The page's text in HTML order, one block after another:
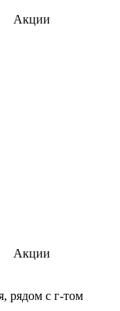
Акции
Акции
рядом с г-том